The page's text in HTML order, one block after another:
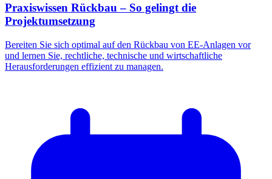
Praxiswissen Rückbau – So gelingt die
Projektumsetzung
Bereiten Sie sich optimal auf den Rückbau von EE-Anlagen vor
und lernen Sie, rechtliche, technische und wirtschaftliche
Herausforderungen effizient zu managen.